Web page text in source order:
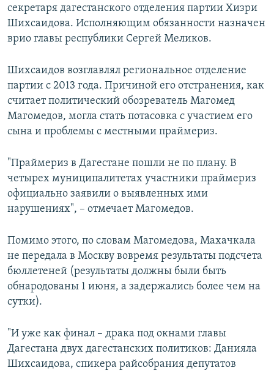
секретаря дагестанского отделения партии Хизри
Шихсаидова. Исполняющим обязанности назначен
врио главы республики Сергей Меликов.
Шихсаидов возглавлял региональное отделение
партии с 2013 года. Причиной его отстранения, как
считает политический обозреватель Магомед
Магомедов, могла стать потасовка с участием его
сына и проблемы с местными праймериз.
"Праймериз в Дагестане пошли не по плану. В
четырех муниципалитетах участники праймериз
официально заявили о выявленных ими
нарушениях", – отмечает Магомедов.
Помимо этого, по словам Магомедова, Махачкала
не передала в Москву вовремя результаты подсчета
бюллетеней (результаты должны были быть
обнародованы 1 июня, а задержались более чем на
сутки).
"И уже как финал – драка под окнами главы
Дагестана двух дагестанских политиков: Данияла
Шихсаидова, спикера райсобрания депутатов